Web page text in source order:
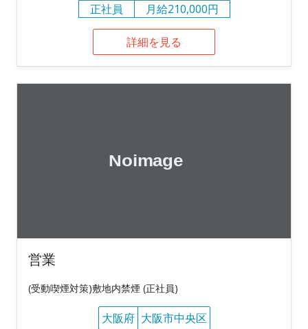
正社員
月給210,000円
詳細を見る
営業
(受動喫煙対策)敷地内禁煙 (正社員)
大阪府 大阪市中央区